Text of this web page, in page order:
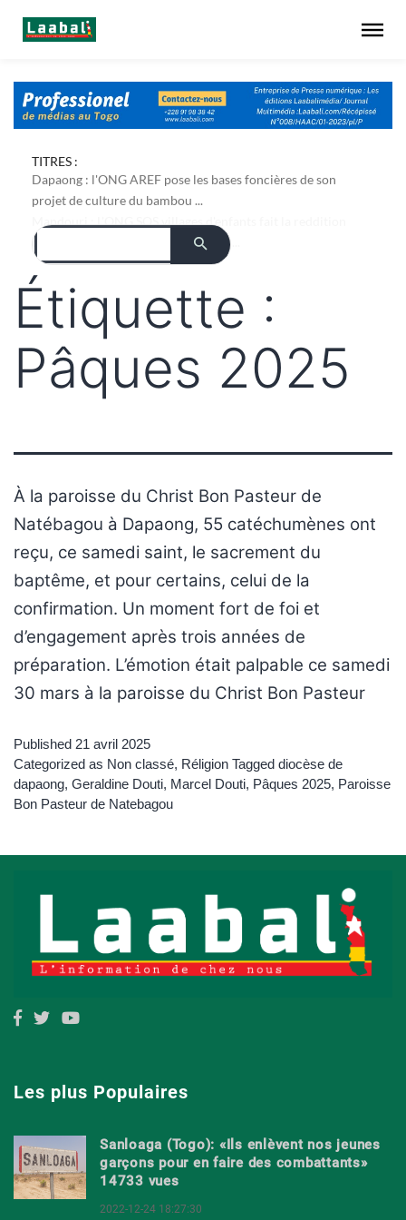
TITRES :
Mandouri : L'ONG SOS villages d'enfants fait la reddition
des comptes du projet Ablaa Fabou ...
Dapaong : l'ONG AREF pose les bases foncières de son
projet de culture du bambou ...
Étiquette :
Pâques 2025
À la paroisse du Christ Bon Pasteur de
Natébagou à Dapaong, 55 catéchumènes ont
reçu, ce samedi saint, le sacrement du
baptême, et pour certains, celui de la
confirmation. Un moment fort de foi et
d’engagement après trois années de
préparation. L’émotion était palpable ce samedi
30 mars à la paroisse du Christ Bon Pasteur
Published 21 avril 2025
Categorized as Non classé, Réligion Tagged diocèse de
dapaong, Geraldine Douti, Marcel Douti, Pâques 2025, Paroisse
Bon Pasteur de Natebagou
Les plus Populaires
Sanloaga (Togo): «Ils enlèvent nos jeunes
garçons pour en faire des combattants»
14733 vues
2022-12-24 18:27:30